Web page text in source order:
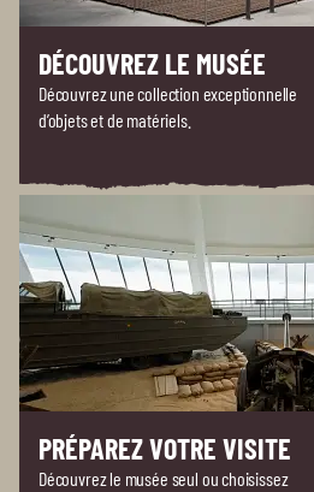
DÉCOUVREZ LE MUSÉE
Découvrez une collection exceptionnelle
d’objets et de matériels.
PRÉPAREZ VOTRE VISITE
Découvrez le musée seul ou choisissez